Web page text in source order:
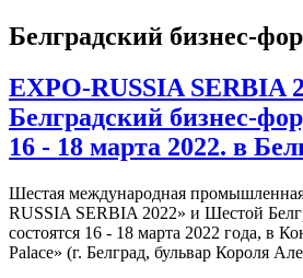
Белградский бизнес-
EXPO-RUSSIA SERBIA
Белградский бизнес-
16 - 18 марта 2022. в
Шестая международная
RUSSIA SERBIA 2022» и Шестой
состоятся 16 - 18 марта 2022 года, в
Palace» (г. Белград, бульвар Короля